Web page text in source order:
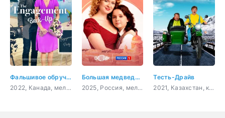
Фальшивое обручение
2022, Канада, мелодрама, комедия
Большая медведица
2025, Россия, мелодрама
Тесть-Драйв
2021, Казахстан, комедия